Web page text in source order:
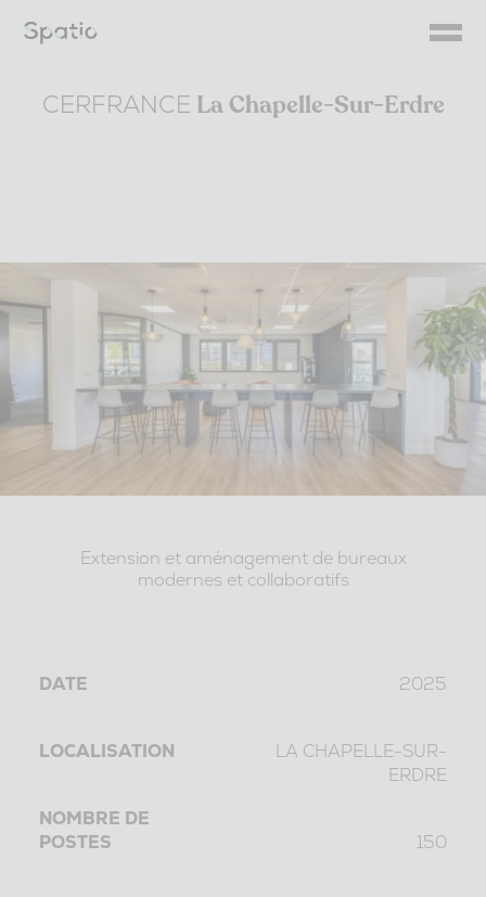
content
CERFRANCE La Chapelle-Sur-Erdre
Extension et aménagement de bureaux
modernes et collaboratifs
DATE
LOCALISATION
NOMBRE DE
POSTES
2025
LA CHAPELLE-SUR-
ERDRE
150